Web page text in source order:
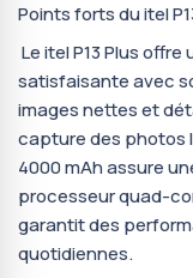
Points forts du itel
Le itel P13 Plus
satisfaisante avec
images nettes et
capture des photos
4000 mAh assure
processeur quad-
garantit des
quotidiennes.